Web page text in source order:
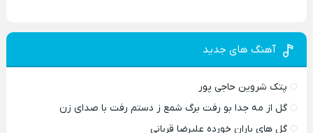
آهنگ های جدید
پتک شروین حاجی پور
گل از مه جدا بو رفت برگ شمع ز دستم رفت با صدای زن
گل های باران خورده علیرضا قربانی